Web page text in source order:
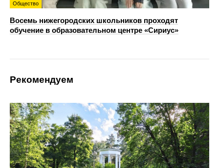
Общество
Восемь нижегородских школьников проходят
обучение в образовательном центре «Сириус»
Рекомендуем